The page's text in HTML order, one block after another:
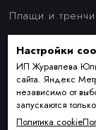
Плащи и тренчи
ПОКУПАТЕЛЯМ
Наши
Условия доставки
Настройки
ИП Журавлева
сайта. Яндекс
независимо от
запускаются
Политика cookie